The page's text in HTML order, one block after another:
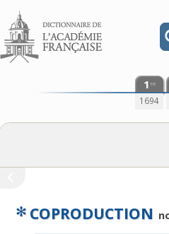
Aller au contenu
1 re
1694
✻ COPRODUCTION